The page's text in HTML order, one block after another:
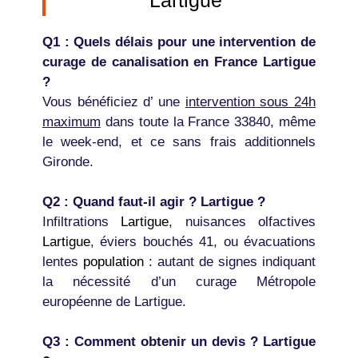
Q1 : Quels délais pour une intervention de
curage de canalisation en France Lartigue
?
Vous bénéficiez d’ une intervention sous 24h
maximum dans toute la France 33840, même
le week-end, et ce sans frais additionnels
Gironde.
Q2 : Quand faut-il agir ? Lartigue ?
Infiltrations Lartigue, nuisances olfactives
Lartigue, éviers bouchés 41, ou évacuations
lentes population: autant de signes indiquant
la nécessité d’un curage Métropole
européenne de Lartigue.
Q3 : Comment obtenir un devis ? Lartigue